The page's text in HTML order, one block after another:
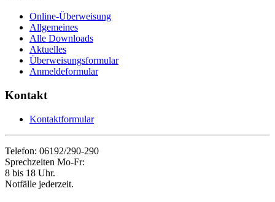
Online-Überweisung
Allgemeines
Alle Downloads
Aktuelles
Überweisungsformular
Anmeldeformular
Kontakt
Kontaktformular
Telefon: 06192/290-290
Sprechzeiten Mo-Fr:
8 bis 18 Uhr.
Notfälle jederzeit.